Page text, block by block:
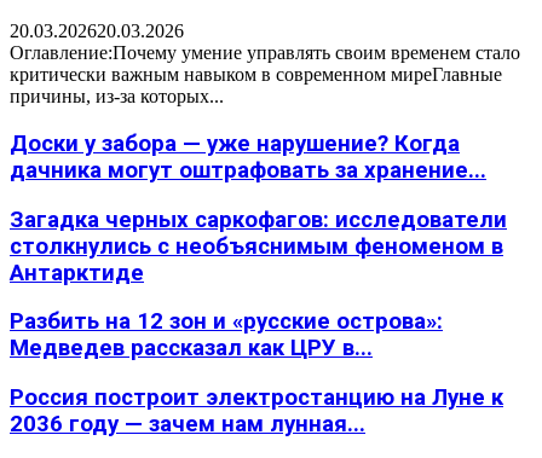
20.03.202620.03.2026
Оглавление:Почему умение управлять своим временем стало
критически важным навыком в современном миреГлавные
причины, из-за которых...
Доски у забора — уже нарушение? Когда
дачника могут оштрафовать за хранение...
Загадка черных саркофагов: исследователи
столкнулись с необъяснимым феноменом в
Антарктиде
Разбить на 12 зон и «русские острова»:
Медведев рассказал как ЦРУ в...
Россия построит электростанцию на Луне к
2036 году — зачем нам лунная...